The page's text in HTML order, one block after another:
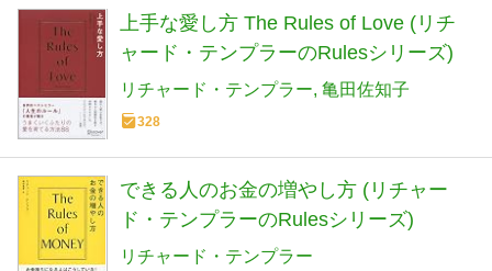
上手な愛し方 The Rules of Love (リチ
ャード・テンプラーのRulesシリーズ)
リチャード・テンプラー 亀田佐知子
328
できる人のお金の増やし方 (リチャー
ド・テンプラーのRulesシリーズ)
リチャード・テンプラー